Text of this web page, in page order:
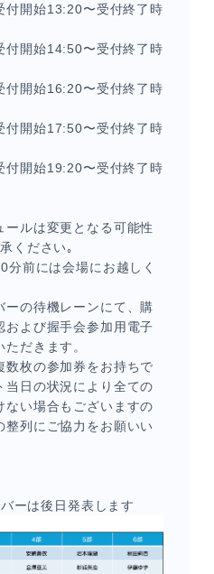
開始13:20〜受付終了時
開始14:50〜受付終了時
開始16:20〜受付終了時
開始17:50〜受付終了時
開始19:20〜受付終了時
ルは変更となる可能性
ください｡
分前には会場にお越しく
ーの待機レーンにて、購
および握手会参加用電子
だきます。
数枚の参加券をお持ちで
当日の状況により全ての
ない場合もございますの
整列にご協力をお願いい
ーは後日発表します